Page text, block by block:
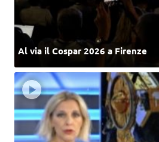
Al via il Cospar 2026 a Firenze